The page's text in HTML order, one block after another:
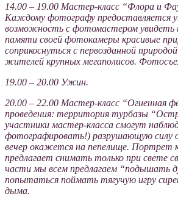
14.00 – 19.00 Мастер-класс “Флора и
Каждому фотографу предоставляется
возможность с фотомастером увидеть
памяти своей фотокамеры красивые
соприкоснуться с первозданной
жителей крупных мегаполисов.
19.00 – 20.00 Ужин.
20.00 – 22.00 Мастер-класс “Огненная
проведения: территория турбазы
участники мастер-класса смогут
фотографировать!) разрушающую
вечер окажется на пепелище.
предлагает снимать только при свете
части мы всем предлагаем “подышать
попытаться поймать тягучую игру
дыма.